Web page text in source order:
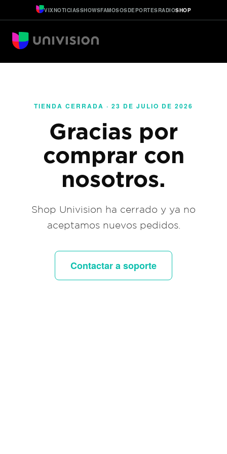
VIXNOTICIASSHOWSFAMOSOSDEPORTESRADIOSHOP
TIENDA CERRADA · 23 DE JULIO DE 2026
Gracias por
comprar con
nosotros.
Shop Univision ha cerrado y ya no
aceptamos nuevos pedidos.
Contactar a soporte